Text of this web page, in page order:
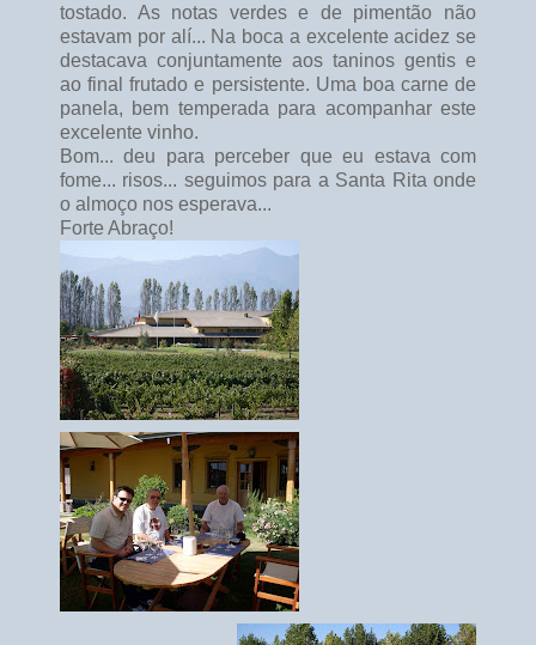
tostado. As notas verdes e de pimentão não
estavam por alí... Na boca a excelente acidez se
destacava conjuntamente aos taninos gentis e
ao final frutado e persistente. Uma boa carne de
panela, bem temperada para acompanhar este
excelente vinho.
Bom... deu para perceber que eu estava com
fome... risos... seguimos para a Santa Rita onde
o almoço nos esperava...
Forte Abraço!